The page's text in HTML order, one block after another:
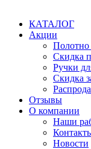
КАТАЛОГ
Акции
Полотно
Скидка
Ручки
Скидка
Отзывы
О компании
Наши
Новости